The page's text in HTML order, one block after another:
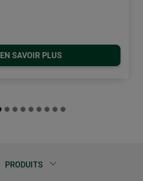
EN SAVOIR PLUS
PRODUITS